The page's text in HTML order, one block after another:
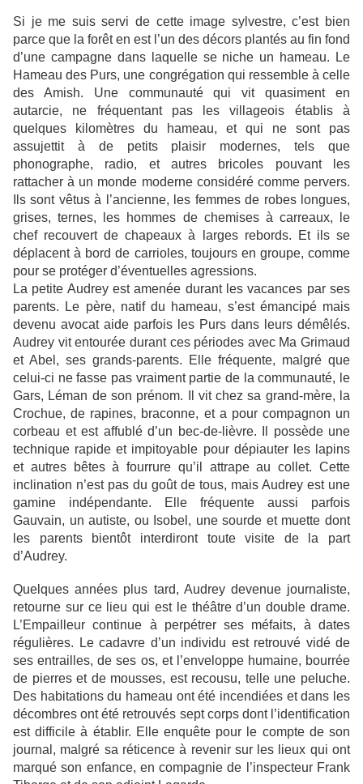
Si je me suis servi de cette image sylvestre, c’est bien
parce que la forêt en est l’un des décors plantés au fin fond
d’une campagne dans laquelle se niche un hameau. Le
Hameau des Purs, une congrégation qui ressemble à celle
des Amish. Une communauté qui vit quasiment en
autarcie, ne fréquentant pas les villageois établis à
quelques kilomètres du hameau, et qui ne sont pas
assujettit à de petits plaisir modernes, tels que
phonographe, radio, et autres bricoles pouvant les
rattacher à un monde moderne considéré comme pervers.
Ils sont vêtus à l’ancienne, les femmes de robes longues,
grises, ternes, les hommes de chemises à carreaux, le
chef recouvert de chapeaux à larges rebords. Et ils se
déplacent à bord de carrioles, toujours en groupe, comme
pour se protéger d’éventuelles agressions.
La petite Audrey est amenée durant les vacances par ses
parents. Le père, natif du hameau, s’est émancipé mais
devenu avocat aide parfois les Purs dans leurs démêlés.
Audrey vit entourée durant ces périodes avec Ma Grimaud
et Abel, ses grands-parents. Elle fréquente, malgré que
celui-ci ne fasse pas vraiment partie de la communauté, le
Gars, Léman de son prénom. Il vit chez sa grand-mère, la
Crochue, de rapines, braconne, et a pour compagnon un
corbeau et est affublé d’un bec-de-lièvre. Il possède une
technique rapide et impitoyable pour dépiauter les lapins
et autres bêtes à fourrure qu’il attrape au collet. Cette
inclination n’est pas du goût de tous, mais Audrey est une
gamine indépendante. Elle fréquente aussi parfois
Gauvain, un autiste, ou Isobel, une sourde et muette dont
les parents bientôt interdiront toute visite de la part
d’Audrey.
Quelques années plus tard, Audrey devenue journaliste,
retourne sur ce lieu qui est le théâtre d’un double drame.
L’Empailleur continue à perpétrer ses méfaits, à dates
régulières. Le cadavre d’un individu est retrouvé vidé de
ses entrailles, de ses os, et l’enveloppe humaine, bourrée
de pierres et de mousses, est recousu, telle une peluche.
Des habitations du hameau ont été incendiées et dans les
décombres ont été retrouvés sept corps dont l’identification
est difficile à établir. Elle enquête pour le compte de son
journal, malgré sa réticence à revenir sur les lieux qui ont
marqué son enfance, en compagnie de l’inspecteur Frank